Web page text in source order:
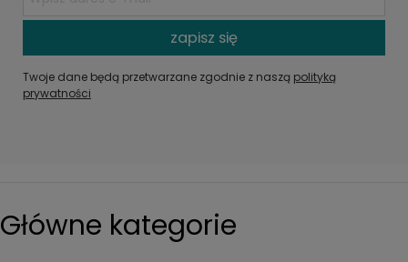
zapisz się
Twoje dane będą przetwarzane zgodnie z naszą polityką
prywatności
Główne kategorie